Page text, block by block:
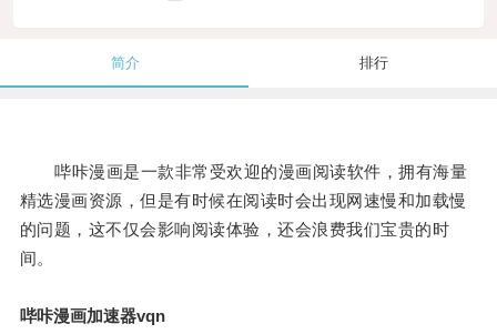
简介 排行
哔咔漫画是一款非常受欢迎的漫画阅读软件，拥有海量
精选漫画资源，但是有时候在阅读时会出现网速慢和加载慢
的问题，这不仅会影响阅读体验，还会浪费我们宝贵的时
间。
哔咔漫画加速器vqn